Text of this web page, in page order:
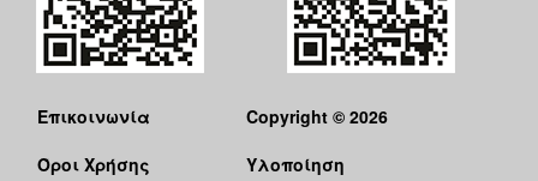
Επικοινωνία
Όροι Χρήσης
Copyright © 2026
Υλοποίηση